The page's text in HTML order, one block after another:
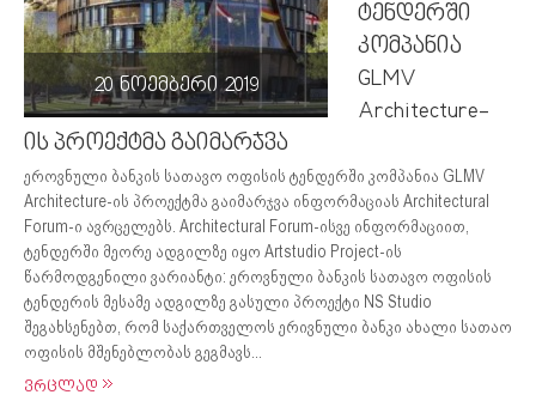
20 ნოემბერი 2019
ტენდერში
კომპანია
GLMV
Architecture-
ის პროექტმა გაიმარჯვა
ეროვნული ბანკის სათავო ოფისის ტენდერში კომპანია GLMV
Architecture-ის პროექტმა გაიმარჯვა ინფორმაციას Architectural
Forum-ი ავრცელებს. Architectural Forum-ისვე ინფორმაციით,
ტენდერში მეორე ადგილზე იყო Artstudio Project-ის
წარმოდგენილი ვარიანტი: ეროვნული ბანკის სათავო ოფისის
ტენდერის მესამე ადგილზე გასული პროექტი NS Studio
შეგახსენებთ, რომ საქართველოს ერივნული ბანკი ახალი სათაო
ოფისის მშენებლობას გეგმავს...
ვრცლად